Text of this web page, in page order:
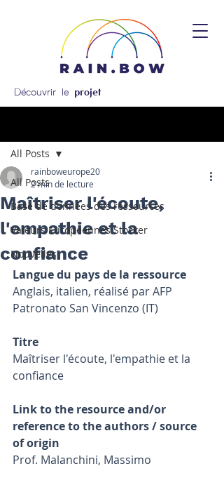
Découvrir le projet
All Posts
Base de données des ressources
Valeurs Européennes Stocker
Nouvelles
All Posts
Maîtriser l'écoute,
l'empathie et la
confiance
rainboweurope20
2 min de lecture
Langue du pays de la ressource
Anglais, italien, réalisé par AFP
Patronato San Vincenzo (IT)
Titre
Maîtriser l'écoute, l'empathie et la
confiance
Link to the resource and/or
reference to the authors / source
of origin
Prof. Malanchini, Massimo